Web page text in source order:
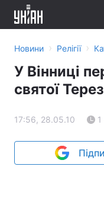
Новини › Релігії ›
У Вінниці
святої
17:56, 28.05.10 1